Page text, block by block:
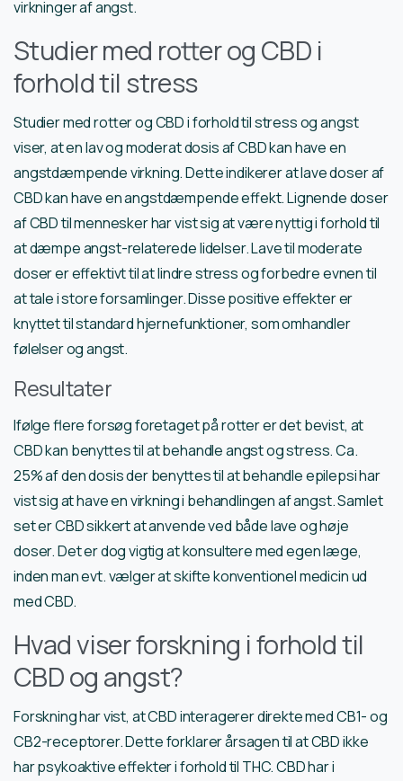
virkninger af angst.
Studier med rotter og CBD i
forhold til stress
Studier med rotter og CBD i forhold til stress og angst
viser, at en lav og moderat dosis af CBD kan have en
angstdæmpende virkning. Dette indikerer at lave doser af
CBD kan have en angstdæmpende effekt. Lignende doser
af CBD til mennesker har vist sig at være nyttig i forhold til
at dæmpe angst-relaterede lidelser. Lave til moderate
doser er effektivt til at lindre stress og forbedre evnen til
at tale i store forsamlinger. Disse positive effekter er
knyttet til standard hjernefunktioner, som omhandler
følelser og angst.
Resultater
Ifølge flere forsøg foretaget på rotter er det bevist, at
CBD kan benyttes til at behandle angst og stress. Ca.
25% af den dosis der benyttes til at behandle epilepsi har
vist sig at have en virkning i behandlingen af angst. Samlet
set er CBD sikkert at anvende ved både lave og høje
doser. Det er dog vigtig at konsultere med egen læge,
inden man evt. vælger at skifte konventionel medicin ud
med CBD.
Hvad viser forskning i forhold til
CBD og angst?
Forskning har vist, at CBD interagerer direkte med CB1- og
CB2-receptorer. Dette forklarer årsagen til at CBD ikke
har psykoaktive effekter i forhold til THC. CBD har i